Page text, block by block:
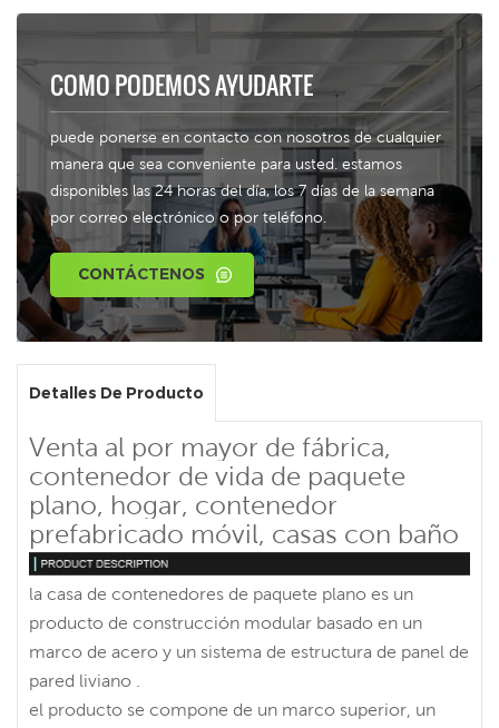
COMO PODEMOS AYUDARTE
puede ponerse en contacto con nosotros de cualquier
manera que sea conveniente para usted. estamos
disponibles las 24 horas del día, los 7 días de la semana
por correo electrónico o por teléfono.
CONTÁCTENOS
Detalles De Producto
Venta al por mayor de fábrica,
contenedor de vida de paquete
plano, hogar, contenedor
prefabricado móvil, casas con baño
la casa de contenedores de paquete plano es un
producto de construcción modular basado en un
marco de acero y un sistema de estructura de panel de
pared liviano .
el producto se compone de un marco superior, un